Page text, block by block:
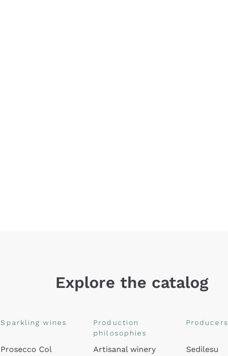
Explore the catalog
Sparkling wines
Prosecco Col
Production
philosophies
Artisanal winery
Producers
Sedilesu